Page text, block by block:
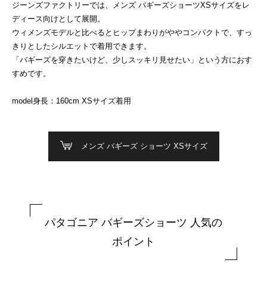
ジーンズファクトリーでは、メンズ バギーズショーツXSサイズをレ
ディース向けとして展開。
ウィメンズモデルと比べるとヒップまわりがややコンパクトで、すっ
きりとしたシルエットで着用できます。
「バギーズを穿きたいけど、少しスッキリ見せたい」という方におす
すめです。
model身長：160cm XSサイズ着用
メンズ バギーズ ショーツ XSサイズ
パタゴニア バギーズショーツ 人気の
ポイント